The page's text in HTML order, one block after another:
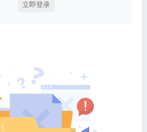
立即登录